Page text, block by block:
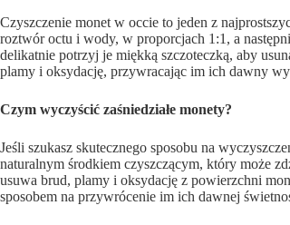
Czyszczenie monet w occie to jeden z
roztwór octu i wody, w proporcjach 1:1, a
delikatnie potrzyj je miękką szczoteczką, aby
plamy i oksydację, przywracając im ich dawny
Czym wyczyścić zaśniedziałe monety?
Jeśli szukasz skutecznego sposobu na
naturalnym środkiem czyszczącym, który może
usuwa brud, plamy i oksydację z powierzchni
sposobem na przywrócenie im ich dawnej